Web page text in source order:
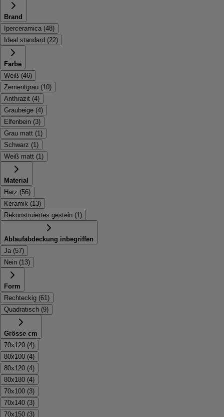
Brand
Iperceramica (48)
Ideal standard (22)
Farbe
Weiß (46)
Zementgrau (10)
Anthrazit (4)
Graubeige (4)
Elfenbein (3)
Grau matt (1 )
Schwarz (1 )
Weiß matt (1 )
Material
Harz (56)
Keramik (13)
Rekonstruiertes gestein (1 )
Ablaufabdeckung inbegriffen
Ja (57)
Nein (13)
Form
Rechteckig (61 )
Quadratisch (9)
Grösse cm
70x120 (4)
80x100 (4)
80x120 (4)
80x180 (4)
70x100 (3)
70x140 (3)
70x150 (3)